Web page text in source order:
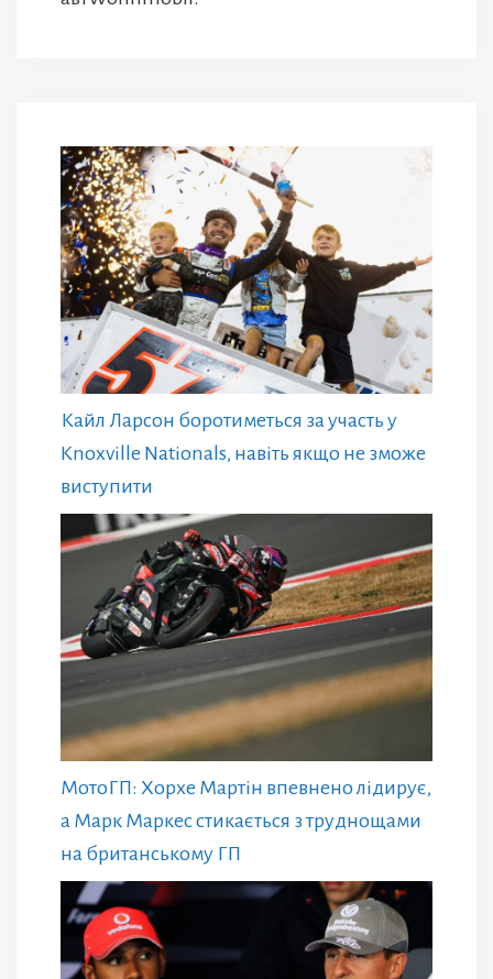
Кайл Ларсон боротиметься за участь у
Knoxville Nationals, навіть якщо не зможе
виступити
МотоГП: Хорхе Мартін впевнено лідирує,
а Марк Маркес стикається з труднощами
на британському ГП